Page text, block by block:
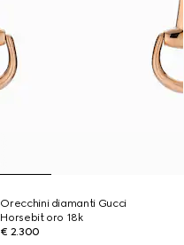
Orecchini diamanti Gucci
Horsebit oro 18k
€ 2.300